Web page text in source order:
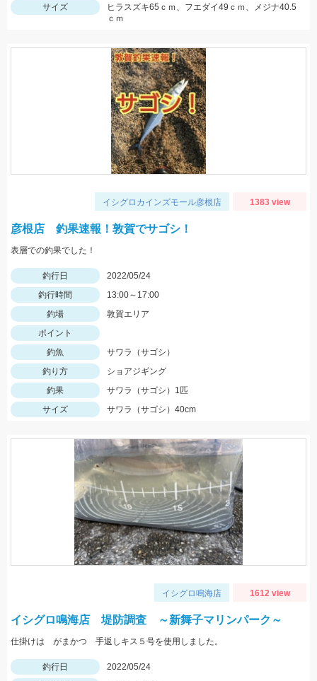
サイズ
ヒラスズキ65ｃｍ、フエダイ49ｃｍ、メジナ40.5
ｃｍ
イシグロカインズモール彦根店 1383 view
彦根店 釣果速報！敦賀でサゴシ！
表層での釣果でした！
釣行日
2022/05/24
釣行時間
13:00～17:00
釣場
敦賀エリア
ポイント
釣魚
サワラ（サゴシ）
釣り方
ショアジギング
釣果
サワラ（サゴシ）1匹
サイズ
サワラ（サゴシ）40cm
イシグロ鳴海店 1612 view
イシグロ鳴海店 堤防調査 ～新舞子マリンパーク～
仕掛けは がまかつ 手返しキス５号を使用しました。
釣行日
2022/05/24